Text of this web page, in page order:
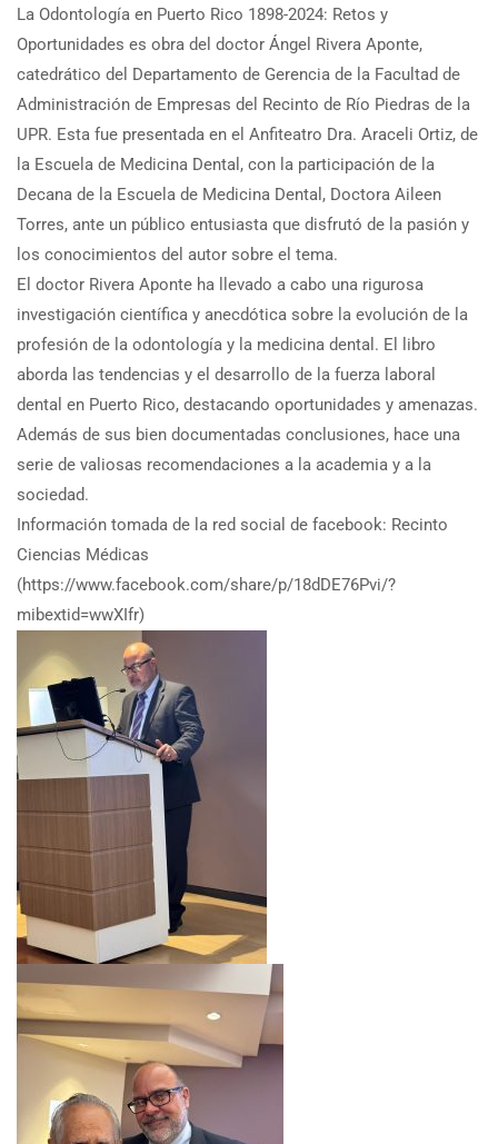
La Odontología en Puerto Rico 1898-2024: Retos y
Oportunidades es obra del doctor Ángel Rivera Aponte,
catedrático del Departamento de Gerencia de la Facultad de
Administración de Empresas del Recinto de Río Piedras de la
UPR. Esta fue presentada en el Anfiteatro Dra. Araceli Ortiz, de
la Escuela de Medicina Dental, con la participación de la
Decana de la Escuela de Medicina Dental, Doctora Aileen
Torres, ante un público entusiasta que disfrutó de la pasión y
los conocimientos del autor sobre el tema.
El doctor Rivera Aponte ha llevado a cabo una rigurosa
investigación científica y anecdótica sobre la evolución de la
profesión de la odontología y la medicina dental. El libro
aborda las tendencias y el desarrollo de la fuerza laboral
dental en Puerto Rico, destacando oportunidades y amenazas.
Además de sus bien documentadas conclusiones, hace una
serie de valiosas recomendaciones a la academia y a la
sociedad.
Información tomada de la red social de facebook: Recinto
Ciencias Médicas
(https://www.facebook.com/share/p/18dDE76Pvi/?
mibextid=wwXIfr)